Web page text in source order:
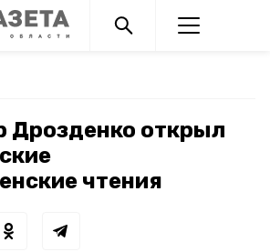
Дрозденко открыл
чтения